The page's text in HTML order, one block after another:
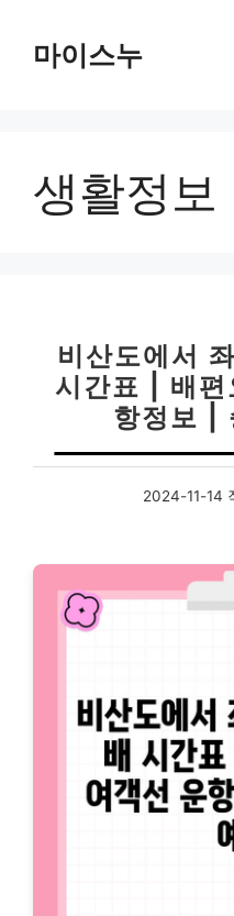
마이스누
생활정보
비산도에서
시간표 | 배
항정보 |
2024-11-14